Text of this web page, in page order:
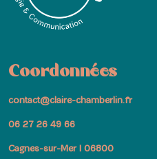
Coordonnées
contact@claire-chamberlin.fr
06 27 26 49 66
Cagnes-sur-Mer I 06800